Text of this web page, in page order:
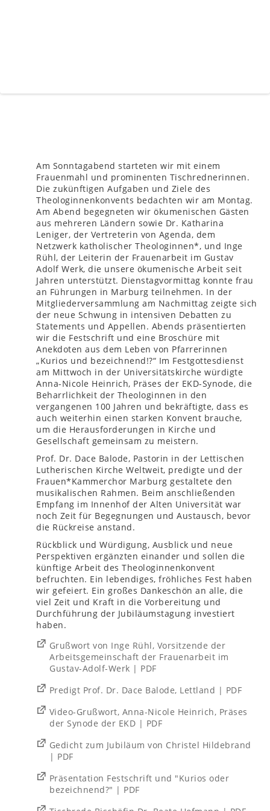
Am Sonntagabend starteten wir mit einem
Frauenmahl und prominenten Tischrednerinnen.
Die zukünftigen Aufgaben und Ziele des
Theologinnenkonvents bedachten wir am Montag.
Am Abend begegneten wir ökumenischen Gästen
aus mehreren Ländern sowie Dr. Katharina
Leniger, der Vertreterin von Agenda, dem
Netzwerk katholischer Theologinnen*, und Inge
Rühl, der Leiterin der Frauenarbeit im Gustav
Adolf Werk, die unsere ökumenische Arbeit seit
Jahren unterstützt. Dienstagvormittag konnte frau
an Führungen in Marburg teilnehmen. In der
Mitgliederversammlung am Nachmittag zeigte sich
der neue Schwung in intensiven Debatten zu
Statements und Appellen. Abends präsentierten
wir die Festschrift und eine Broschüre mit
Anekdoten aus dem Leben von Pfarrerinnen
„Kurios und bezeichnend!?“ Im Festgottesdienst
am Mittwoch in der Universitätskirche würdigte
Anna-Nicole Heinrich, Präses der EKD-Synode, die
Beharrlichkeit der Theologinnen in den
vergangenen 100 Jahren und bekräftigte, dass es
auch weiterhin einen starken Konvent brauche,
um die Herausforderungen in Kirche und
Gesellschaft gemeinsam zu meistern.
Prof. Dr. Dace Balode, Pastorin in der Lettischen
Lutherischen Kirche Weltweit, predigte und der
Frauen*Kammerchor Marburg gestaltete den
musikalischen Rahmen. Beim anschließenden
Empfang im Innenhof der Alten Universität war
noch Zeit für Begegnungen und Austausch, bevor
die Rückreise anstand.
Rückblick und Würdigung, Ausblick und neue
Perspektiven ergänzten einander und sollen die
künftige Arbeit des Theologinnenkonvent
befruchten. Ein lebendiges, fröhliches Fest haben
wir gefeiert. Ein großes Dankeschön an alle, die
viel Zeit und Kraft in die Vorbereitung und
Durchführung der Jubiläumstagung investiert
haben.
Grußwort von Inge Rühl, Vorsitzende der
Arbeitsgemeinschaft der Frauenarbeit im
Gustav-Adolf-Werk | PDF
Predigt Prof. Dr. Dace Balode, Lettland | PDF
Video-Grußwort, Anna-Nicole Heinrich, Präses
der Synode der EKD | PDF
Gedicht zum Jubiläum von Christel Hildebrand
| PDF
Präsentation Festschrift und "Kurios oder
bezeichnend?" | PDF